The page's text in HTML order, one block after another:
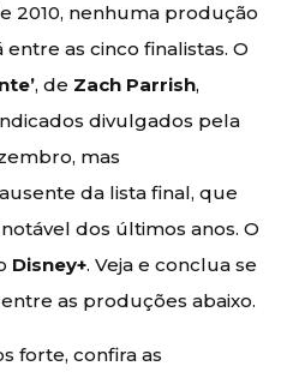
2010, nenhuma produção
entre as cinco finalistas. O
, de Zach Parrish,
divulgados pela
mas
da lista final, que
dos últimos anos. O
Disney+. Veja e conclua se
as produções abaixo.
forte, confira as